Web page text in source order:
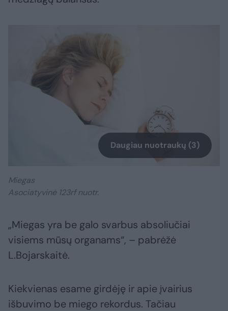
Daugiau nuotraukų (3)
Miegas
Asociatyvinė 123rf nuotr.
„Miegas yra be galo svarbus absoliučiai
visiems mūsų organams“, – pabrėžė
L.Bojarskaitė.
Kiekvienas esame girdėję ir apie įvairius
išbuvimo be miego rekordus. Tačiau